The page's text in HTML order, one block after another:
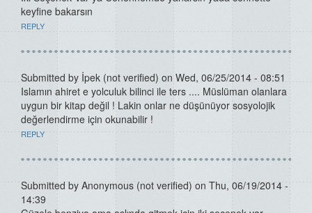
keyfine bakarsın
REPLY
Submitted by İpek (not verified) on Wed, 06/25/2014 - 08:51
Islamın ahiret e yolculuk bilinci ile ters .... Müslüman olanlara
uygun bir kitap değil ! Lakin onlar ne düşünüyor sosyolojik
değerlendirme için okunabilir !
REPLY
Submitted by Anonymous (not verified) on Thu, 06/19/2014 -
14:39